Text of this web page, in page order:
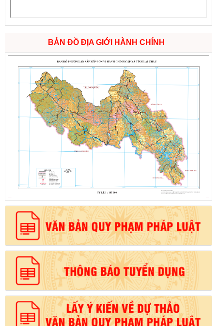
BẢN ĐỒ ĐỊA GIỚI HÀNH CHÍNH